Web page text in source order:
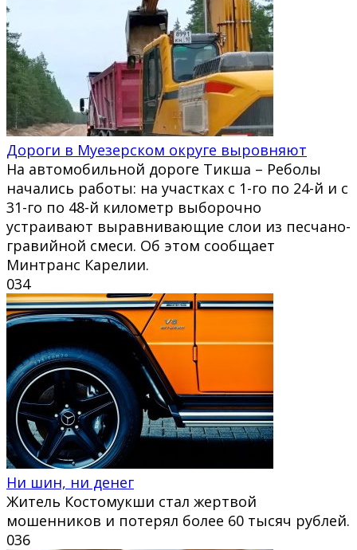
Дороги в Муезерском округе выровняют
На автомобильной дороге Тикша – Реболы
начались работы: на участках с 1-го по 24-й и с
31-го по 48-й километр выборочно
устраивают выравнивающие слои из песчано-
гравийной смеси. Об этом сообщает
Минтранс Карелии.
034
Ни шин, ни денег
Житель Костомукши стал жертвой
мошенников и потерял более 60 тысяч рублей.
036